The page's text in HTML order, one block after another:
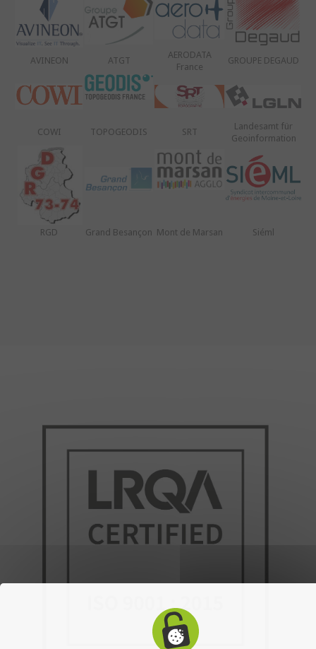
AVINEON ATGT
AERODATA
France
GROUPE DEGAUD
COWI TOPOGEODIS SRT
Landesamt für
Geoinformation
RGD Grand Besançon Mont de Marsan Siéml